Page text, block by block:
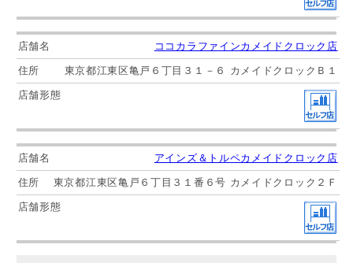
ココカラファインカメイドクロック店
東京都江東区亀戸６丁目３１－６ カメイドクロックＢ１
アインズ＆トルペカメイドクロック店
東京都江東区亀戸６丁目３１番６号 カメイドクロック２Ｆ